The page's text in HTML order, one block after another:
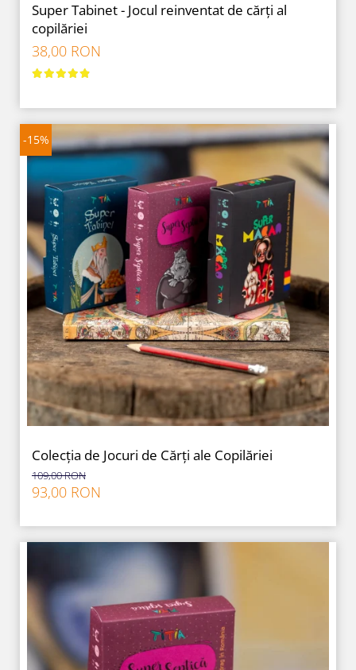
Super Tabinet - Jocul reinventat de cărți al
copilăriei
38,00 RON
-15%
Colecția de Jocuri de Cărți ale Copilăriei
109,00 RON
93,00 RON